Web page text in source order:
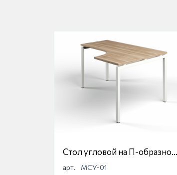
Стол угловой на П-образной
опоре Магна МСУ-01
арт.
МСУ-01